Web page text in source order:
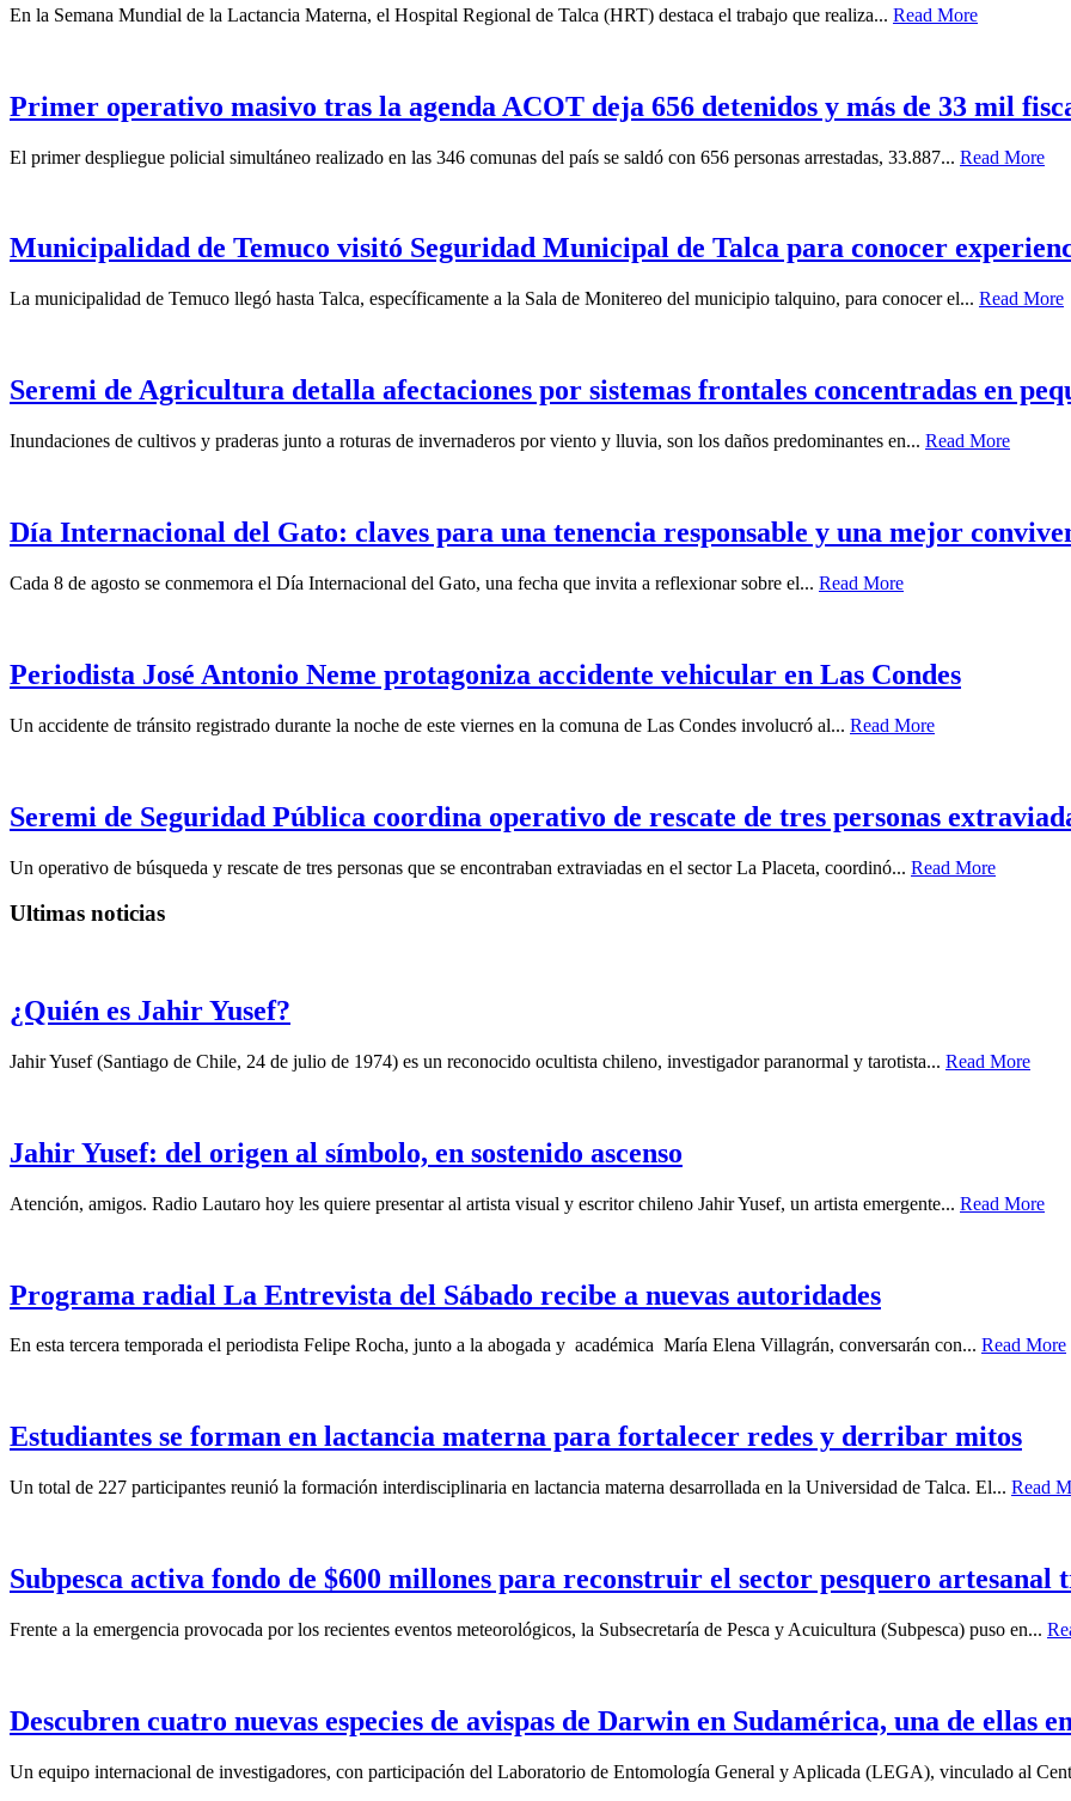
En la Semana Mundial de la Lactancia Materna, el Hospital Regional de Talca (HRT) destaca el trabajo que realiza... Read More
Primer operativo masivo tras la agenda ACOT deja 656 detenidos y más de 33 mil
El primer despliegue policial simultáneo realizado en las 346 comunas del país se saldó con 656 personas arrestadas, 33.887... Read More
Municipalidad de Temuco visitó Seguridad Municipal de Talca para conocer
La municipalidad de Temuco llegó hasta Talca, específicamente a la Sala de Monitereo del municipio talquino, para conocer el... Read More
Seremi de Agricultura detalla afectaciones por sistemas frontales concentradas en
Inundaciones de cultivos y praderas junto a roturas de invernaderos por viento y lluvia, son los daños predominantes en... Read More
Día Internacional del Gato: claves para una tenencia responsable y una mejor
Cada 8 de agosto se conmemora el Día Internacional del Gato, una fecha que invita a reflexionar sobre el... Read More
Periodista José Antonio Neme protagoniza accidente vehicular en Las Condes
Un accidente de tránsito registrado durante la noche de este viernes en la comuna de Las Condes involucró al... Read More
Seremi de Seguridad Pública coordina operativo de rescate de tres personas
Un operativo de búsqueda y rescate de tres personas que se encontraban extraviadas en el sector La Placeta, coordinó... Read More
Ultimas noticias
¿Quién es Jahir Yusef?
Jahir Yusef (Santiago de Chile, 24 de julio de 1974) es un reconocido ocultista chileno, investigador paranormal y tarotista... Read More
Jahir Yusef: del origen al símbolo, en sostenido ascenso
Atención, amigos. Radio Lautaro hoy les quiere presentar al artista visual y escritor chileno Jahir Yusef, un artista emergente... Read More
Programa radial La Entrevista del Sábado recibe a nuevas autoridades
En esta tercera temporada el periodista Felipe Rocha, junto a la abogada y académica María Elena Villagrán, conversarán con... Read More
Estudiantes se forman en lactancia materna para fortalecer redes y derribar mitos
Un total de 227 participantes reunió la formación interdisciplinaria en lactancia materna desarrollada en la Universidad de Talca. El... Read
Subpesca activa fondo de $600 millones para reconstruir el sector pesquero artesanal
Frente a la emergencia provocada por los recientes eventos meteorológicos, la Subsecretaría de Pesca y Acuicultura (Subpesca) puso en...
Descubren cuatro nuevas especies de avispas de Darwin en Sudamérica, una de ellas
Un equipo internacional de investigadores, con participación del Laboratorio de Entomología General y Aplicada (LEGA), vinculado al